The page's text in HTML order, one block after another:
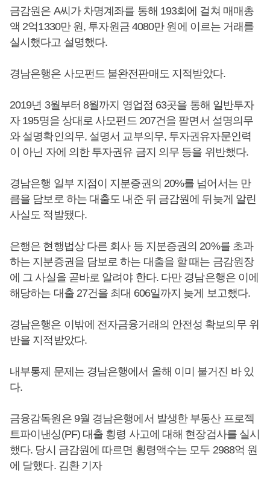
금감원은 A씨가 차명계좌를 통해 193회에 걸쳐 매매총
액 2억1330만 원, 투자원금 4080만 원에 이르는 거래를
실시했다고 설명했다.
경남은행은 사모펀드 불완전판매도 지적받았다.
2019년 3월부터 8월까지 영업점 63곳을 통해 일반투자
자 195명을 상대로 사모펀드 207건을 팔면서 설명의무
와 설명확인의무, 설명서 교부의무, 투자권유자문인력
이 아닌 자에 의한 투자권유 금지 의무 등을 위반했다.
경남은행 일부 지점이 지분증권의 20%를 넘어서는 만
큼을 담보로 하는 대출도 내준 뒤 금감원에 뒤늦게 알린
사실도 적발됐다.
은행은 현행법상 다른 회사 등 지분증권의 20%를 초과
하는 지분증권을 담보로 하는 대출을 할 때는 금감원장
에 그 사실을 곧바로 알려야 한다. 다만 경남은행은 이에
해당하는 대출 27건을 최대 606일까지 늦게 보고했다.
경남은행은 이밖에 전자금융거래의 안전성 확보의무 위
반을 지적받았다.
내부통제 문제는 경남은행에서 올해 이미 불거진 바 있
다.
금융감독원은 9월 경남은행에서 발생한 부동산 프로젝
트파이낸싱(PF) 대출 횡령 사고에 대해 현장검사를 실시
했다. 당시 금감원에 따르면 횡령액수는 모두 2988억 원
에 달했다. 김환 기자